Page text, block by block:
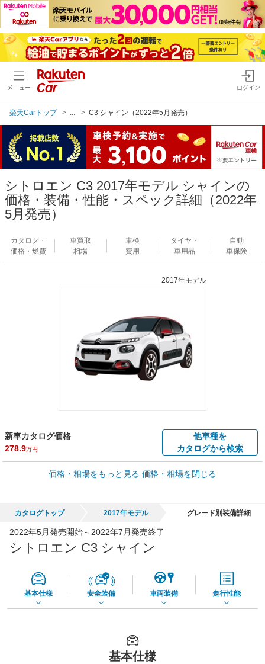
メニュー ログイン
楽天Carトップ C3 シャイン（2022年5月発売）
シトロエン C3 2017年モデル シャインの
価格・装備・性能・スペック詳細（2022年
5月発売）
カタログ・
価格・燃費
車買取
相場
車検
費用
タイヤ・
車用品
自動
車保険
2017年モデル
新車カタログ価格
278.9万円
他車種を
カタログから検索
車買取価格 *
車買取相場
65,050円
価格・相場をもっと見る 価格・相場を閉じる
カタログトップ 2017年モデル グレード別装備詳細
2022年5月発売開始～2022年7月発売終了
シトロエン C3 シャイン
基本仕様 安全装備 車両装備 走行性能
基本仕様